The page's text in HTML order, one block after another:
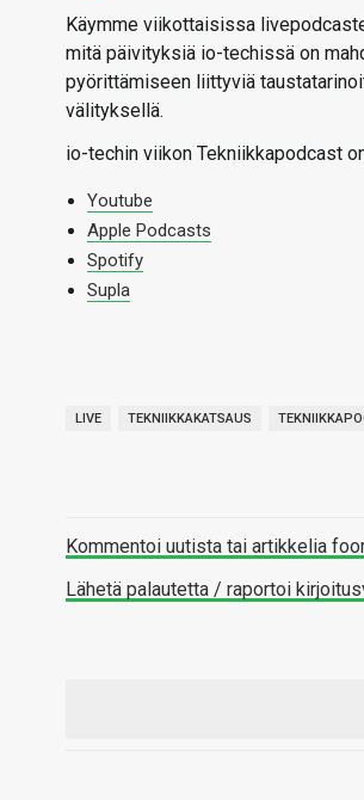
Käymme viikottaisissa
mitä päivityksiä io-techissä on
pyörittämiseen liittyviä
välityksellä.
io-techin viikon Tekniikkapodcast
Youtube
Apple Podcasts
Spotify
Supla
LIVE TEKNIIKKAKATSAUS
Kommentoi uutista tai artikkelia
Lähetä palautetta / raportoi